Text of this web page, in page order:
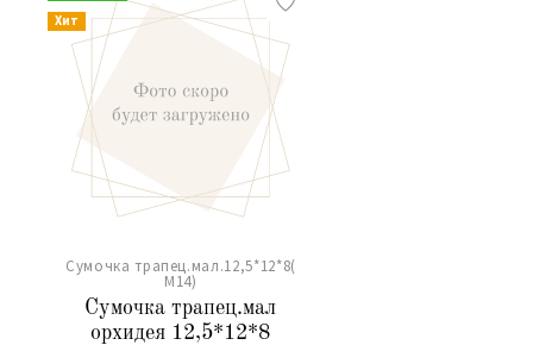
Хит
Сумочка трапец.мал.12,5*12*8(
М14)
Сумочка трапец.мал
орхидея 12,5*12*8